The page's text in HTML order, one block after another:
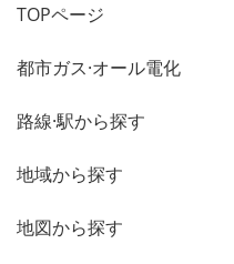
TOPページ
都市ガス·オール電化
路線·駅から探す
地域から探す
地図から探す